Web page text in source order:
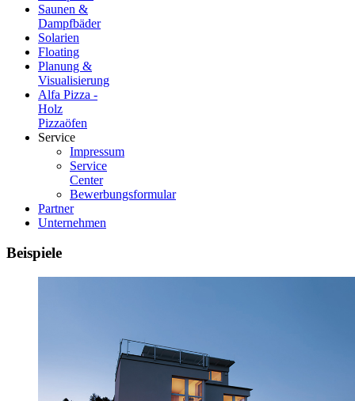
Saunen &
Dampfbäder
Solarien
Floating
Planung &
Visualisierung
Alfa Pizza -
Holz
Pizzaöfen
Service
Impressum
Service
Center
Bewerbungsformular
Partner
Unternehmen
Beispiele